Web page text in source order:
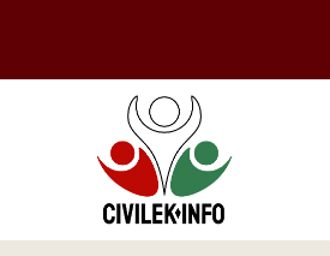
tartalomba